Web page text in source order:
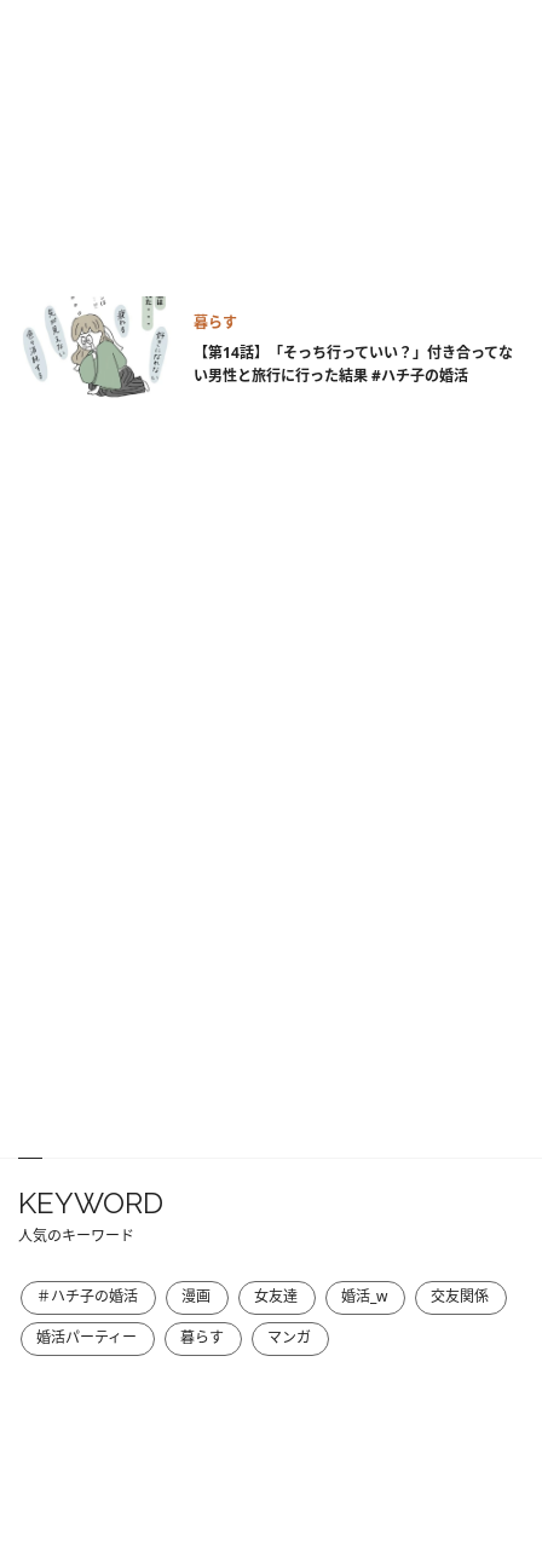
暮らす
【第14話】「そっち行っていい？」付き合ってな
い男性と旅行に行った結果 #ハチ子の婚活
KEYWORD
人気のキーワード
＃ハチ子の婚活 漫画 女友達 婚活_w
交友関係
婚活パーティー
暮らす マンガ